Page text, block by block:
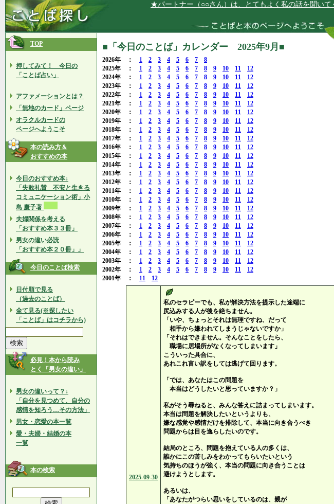
★パートナー（○○さん）は、とてもよく私の話を聞いてくれます★
TOP
押してみて！ 今日の
「ことば占い」
アファメーションとは？
「無地のカード」ページ
オラクルカードの
ページへようこそ
本の読み方＆
おすすめの本
今日のおすすめ本↓
「失敗礼賛 不安と生きる
コミュニケーション術」小
島 慶子著
夫婦関係を考える
「おすすめ本３３冊」
男女の違い必読
「おすすめ本２０冊」」
今日のことば検索
日付順で見る
（過去のことば）
全て見る(※探したい
「ことば」はコチラから)
必見！本から読み
とく「男女の違い」
男女の違いって？↓
「自分を見つめて、自分の
感情を知ろう…その方法」
男女・恋愛の本一覧
愛・夫婦・結婚の本
一覧
本の検索
■「今日のことば」カレンダー 2025年9月■
2026年 ： 1 2 3 4 5 6 7
8
2025年 ： 1 2 3 4 5 6 7 8 9 10 11
12
2024年 ： 1 2 3 4 5 6 7 8 9 10 11
12
2023年 ： 1 2 3 4 5 6 7 8 9 10 11
12
2022年 ： 1 2 3 4 5 6 7 8 9 10 11
12
2021年 ： 1 2 3 4 5 6 7 8 9 10 11
12
2020年 ： 1 2 3 4 5 6 7 8 9 10 11
12
2019年 ： 1 2 3 4 5 6 7 8 9 10 11
12
2018年 ： 1 2 3 4 5 6 7 8 9 10 11
12
2017年 ： 1 2 3 4 5 6 7 8 9 10 11
12
2016年 ： 1 2 3 4 5 6 7 8 9 10 11
12
2015年 ： 1 2 3 4 5 6 7 8 9 10 11
12
2014年 ： 1 2 3 4 5 6 7 8 9 10 11
12
2013年 ： 1 2 3 4 5 6 7 8 9 10 11
12
2012年 ： 1 2 3 4 5 6 7 8 9 10 11
12
2011年 ： 1 2 3 4 5 6 7 8 9 10 11
12
2010年 ： 1 2 3 4 5 6 7 8 9 10 11
12
2009年 ： 1 2 3 4 5 6 7 8 9 10 11
12
2008年 ： 1 2 3 4 5 6 7 8 9 10 11
12
2007年 ： 1 2 3 4 5 6 7 8 9 10 11
12
2006年 ： 1 2 3 4 5 6 7 8 9 10 11
12
2005年 ： 1 2 3 4 5 6 7 8 9 10 11
12
2004年 ： 1 2 3 4 5 6 7 8 9 10 11
12
2003年 ： 1 2 3 4 5 6 7 8 9 10 11
12
2002年 ： 1 2 3 4 5 6 7 8 9 10 11
12
2001年 ： 11 12
2025-09-30
私のセラピーでも、私が解決方法を提示した途端に
尻込みする人が後を絶ちません。
「いや、ちょっとそれは無理ですね、だって
相手から嫌われてしまうじゃないですか」
「それはできません。そんなことをしたら、
職場に居場所がなくなってしまいます」
こういった具合に、
あれこれ言い訳をしては逃げて回ります。
「では、あなたはこの問題を
本当はどうしたいと思っていますか？」
私がそう尋ねると、みんな答えに詰まってしまいます。
本当は問題を解決したいというよりも、
嫌な感覚や感情だけを排除して、本当に向き合うべき
問題からは目を逸らしたいのです。
結局のところ、問題を抱えている人の多くは、
誰かにこの苦しみをわかってもらいたいという
気持ちのほうが強く、本当の問題に向き合うことは
避けようとします。
あるいは、
「あなたがつらい思いをしているのは、親が